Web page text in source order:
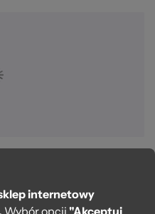
internetowy
Wybór opcji "Akceptuj